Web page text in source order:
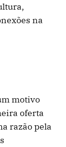
na
motivo
oferta
razão pela